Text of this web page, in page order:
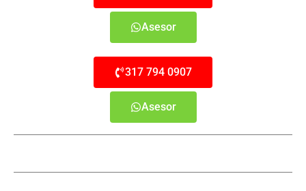
Asesor
317 794 0907
Asesor